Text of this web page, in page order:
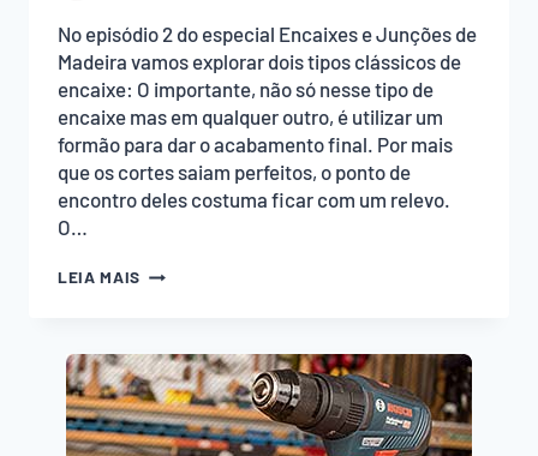
No episódio 2 do especial Encaixes e Junções de
Madeira vamos explorar dois tipos clássicos de
encaixe: O importante, não só nesse tipo de
encaixe mas em qualquer outro, é utilizar um
formão para dar o acabamento final. Por mais
que os cortes saiam perfeitos, o ponto de
encontro deles costuma ficar com um relevo.
O…
LEIA MAIS ENCAIXES
MADEIRA
PARTE
2
–